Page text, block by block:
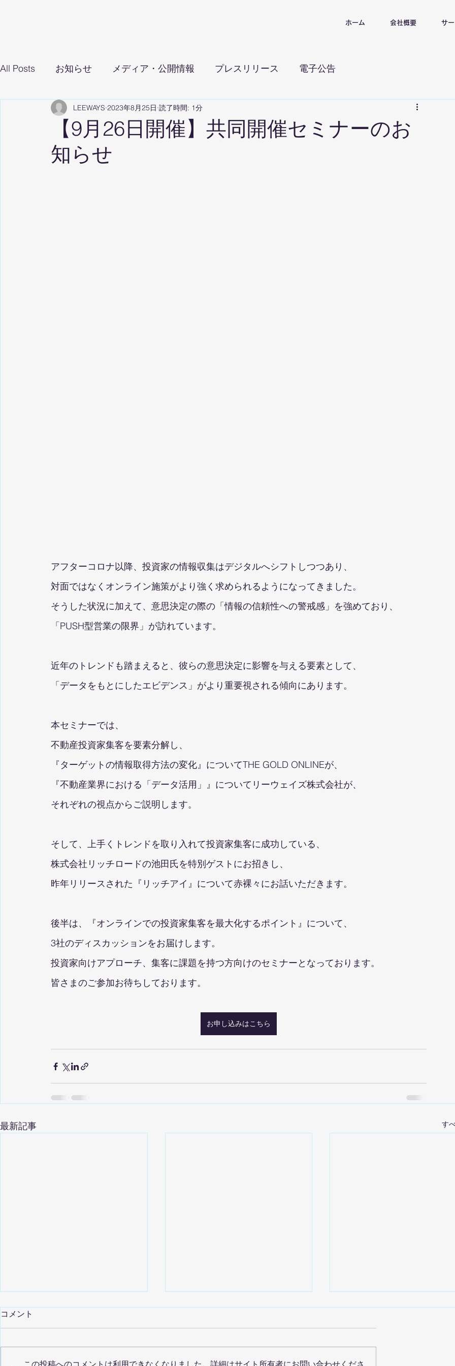
ホーム 会社概要 サ
All Posts お知らせ メディア・公開情報 プレスリリース 電子公告
【9月26日開催】共同開催セミナーのお
知らせ
LEEWAYS 2023年8月25日 読了時間: 1分
アフターコロナ以降、投資家の情報収集はデジタルへシフトしつつあり、
対面ではなくオンライン施策がより強く求められるようになってきました。
そうした状況に加えて、意思決定の際の「情報の信頼性への警戒感」を強めており、
「PUSH型営業の限界」が訪れています。
近年のトレンドも踏まえると、彼らの意思決定に影響を与える要素として、
「データをもとにしたエビデンス」がより重要視される傾向にあります。
本セミナーでは、
不動産投資家集客を要素分解し、
『ターゲットの情報取得方法の変化』についてTHE GOLD ONLINEが、
『不動産業界における「データ活用」』についてリーウェイズ株式会社が、
それぞれの視点からご説明します。
そして、上手くトレンドを取り入れて投資家集客に成功している、
株式会社リッチロードの池田氏を特別ゲストにお招きし、
昨年リリースされた『リッチアイ』について赤裸々にお話いただきます。
後半は、『オンラインでの投資家集客を最大化するポイント』について、
3社のディスカッションをお届けします。
投資家向けアプローチ、集客に課題を持つ方向けのセミナーとなっております。
皆さまのご参加お待ちしております。
お申し込みはこちら
最新記事 す
コメント